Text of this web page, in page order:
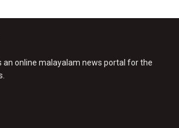
an online malayalam news portal for the